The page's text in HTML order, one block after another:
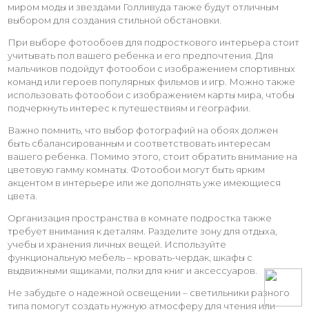
миром моды и звездами Голливуда также будут отличным
выбором для создания стильной обстановки.
При выборе фотообоев для подросткового интерьера стоит
учитывать пол вашего ребенка и его предпочтения. Для
мальчиков подойдут фотообои с изображением спортивных
команд или героев популярных фильмов и игр. Можно также
использовать фотообои с изображением карты мира, чтобы
подчеркнуть интерес к путешествиям и географии.
Важно помнить, что выбор фотографий на обоях должен
быть сбалансированным и соответствовать интересам
вашего ребенка. Помимо этого, стоит обратить внимание на
цветовую гамму комнаты. Фотообои могут быть ярким
акцентом в интерьере или же дополнять уже имеющиеся
цвета.
Организация пространства в комнате подростка также
требует внимания к деталям. Разделите зону для отдыха,
учебы и хранения личных вещей. Используйте
функциональную мебель – кровать-чердак, шкафы с
выдвижными ящиками, полки для книг и аксессуаров.
Не забудьте о надежной освещении – светильники разного
типа помогут создать нужную атмосферу для чтения или